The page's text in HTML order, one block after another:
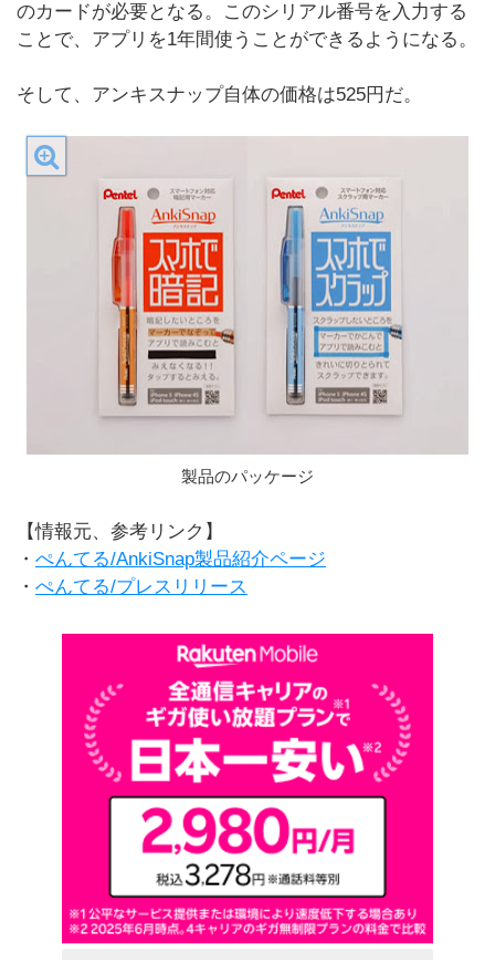
のカードが必要となる。このシリアル番号を入力する
ことで、アプリを1年間使うことができるようになる。
そして、アンキスナップ自体の価格は525円だ。
製品のパッケージ
【情報元、参考リンク】
・ ぺんてる/AnkiSnap製品紹介ページ
・ ぺんてる/プレスリリース